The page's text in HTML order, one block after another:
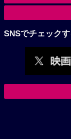
SNSでチェック